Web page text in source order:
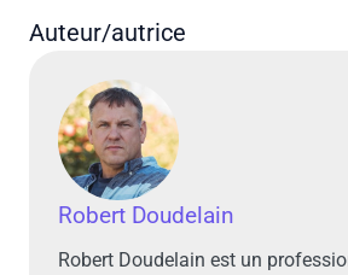
Auteur/autrice
Robert Doudelain
Robert Doudelain est un